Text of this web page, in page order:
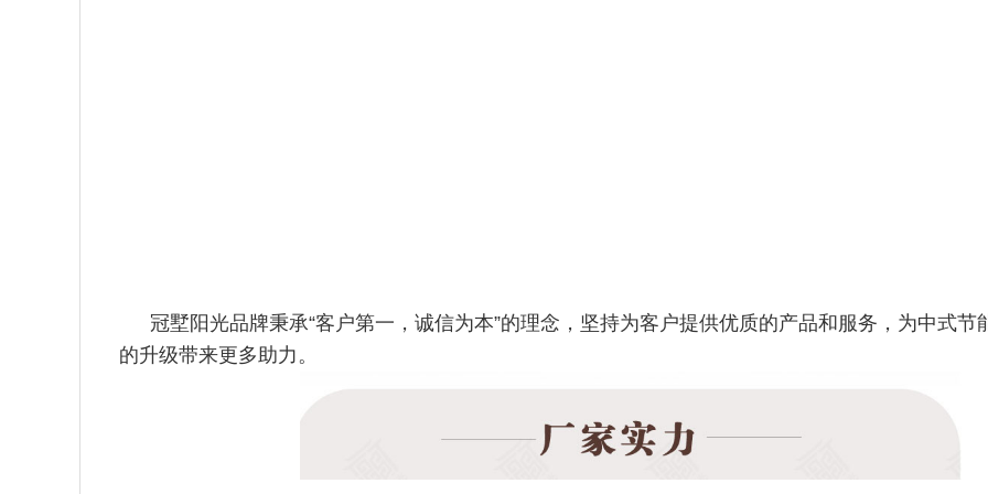
冠墅阳光品牌秉承“客户第一，诚信为本”的理念，坚持为客户提供优质的产品和服务，为中式节
的升级带来更多助力。